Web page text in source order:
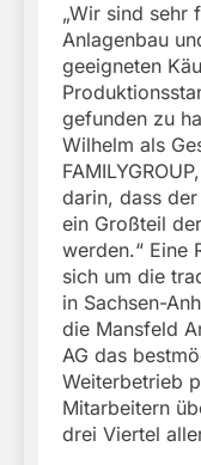
„Wir sind sehr
Anlagenbau
geeigneten
gefunden zu
Wilhelm als
darin, dass
ein Großteil
werden.“ Eine
sich um die
in Sachsen-
die Mansfeld
AG das
Weiterbetrieb
Mitarbeitern
drei Viertel